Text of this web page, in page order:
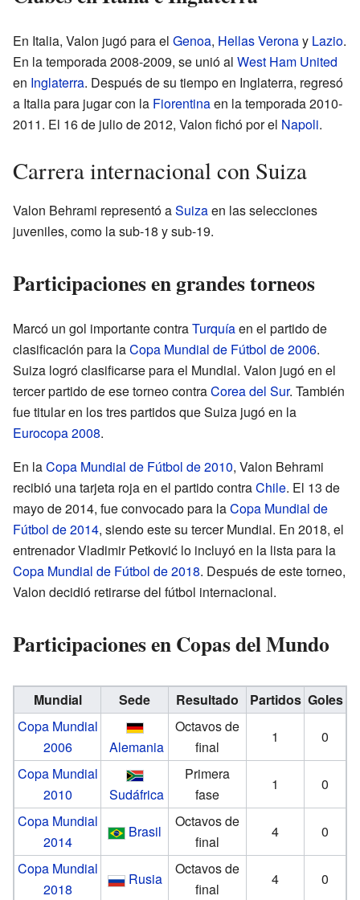
En Italia, Valon jugó para el Genoa, Hellas Veronay Lazio.
En la temporada 2008-2009, se unió al West Ham United
en Inglaterra. Después de su tiempo en Inglaterra, regresó
a Italia para jugar con la Fiorentinaen la temporada 2010-
2011. El 16 de julio de 2012, Valon fichó por el Napoli.
Carrera internacional con Suiza
Valon Behrami representó aSuizaen las selecciones
juveniles, como la sub-18 y sub-19.
Participaciones en grandes torneos
Marcó un gol importante contraTurquíaen el partido de
clasificación para laCopa Mundial de Fútbol de 2006.
Suiza logró clasificarse para el Mundial. Valon jugó en el
tercer partido de ese torneo contraCorea del Sur. También
fue titular en los tres partidos que Suiza jugó en la
Eurocopa 2008.
En laCopa Mundial de Fútbol de 2010, Valon Behrami
recibió una tarjeta roja en el partido contraChile. El 13 de
mayo de 2014, fue convocado para laCopa Mundial de
Fútbol de 2014, siendo este su tercer Mundial. En 2018, el
entrenador Vladimir Petković lo incluyó en la lista para la
Copa Mundial de Fútbol de 2018. Después de este torneo,
Valon decidió retirarse del fútbol internacional.
Participaciones en Copas del Mundo
Mundial Sede Resultado Partidos Goles
Copa Mundial
2006
Alemania
Octavos de
final
1
0
Copa Mundial
2010
Sudáfrica
Primera
fase
1
0
Copa Mundial
2014
Brasil
Octavos de
final
4
0
Copa Mundial
2018
Rusia
Octavos de
final
4 0